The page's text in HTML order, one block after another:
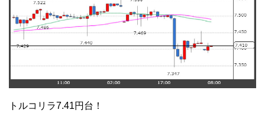
トルコリラ7.41円台！